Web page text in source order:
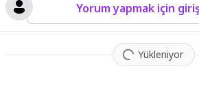
Yorum yapmak için
Yükleniyor